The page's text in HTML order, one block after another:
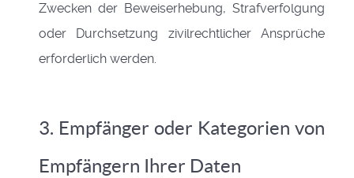
Zwecken der Beweiserhebung, Strafverfolgung
oder Durchsetzung zivilrechtlicher Ansprüche
erforderlich werden.
3. Empfänger oder Kategorien von
Empfängern Ihrer Daten